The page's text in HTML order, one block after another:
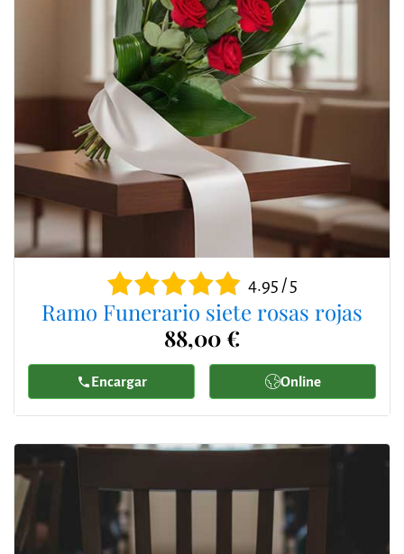
4.95 / 5
Ramo Funerario siete rosas rojas
88,00 €
Encargar Online